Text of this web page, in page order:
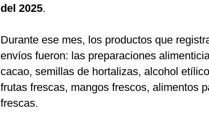
del 2025.
Durante ese mes, los productos que
envíos fueron: las preparaciones
cacao, semillas de hortalizas, alcohol
frutas frescas, mangos frescos, alimentos
frescas.